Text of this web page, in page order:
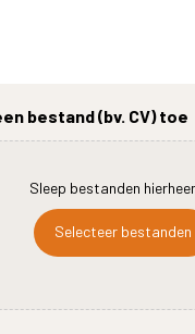
bestand (bv. CV) toe
Sleep bestanden
Selecteer bestanden